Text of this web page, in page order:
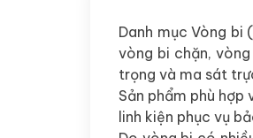
Danh mục Vòng
vòng bi chặn,
trọng và ma sát
Sản phẩm phù
linh kiện phục vụ